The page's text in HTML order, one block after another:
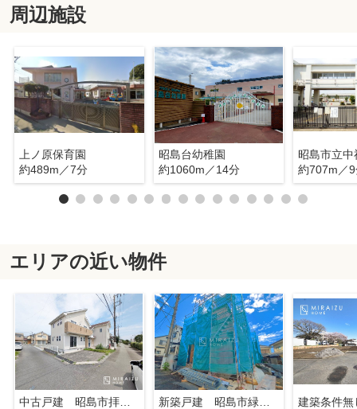
周辺施設
上ノ原保育園
約489m／7分
昭島台幼稚園
約1060m／14分
昭島市立中
約707m／
エリアの近い物件
中古戸建 昭島市拝島町4丁目 全1棟